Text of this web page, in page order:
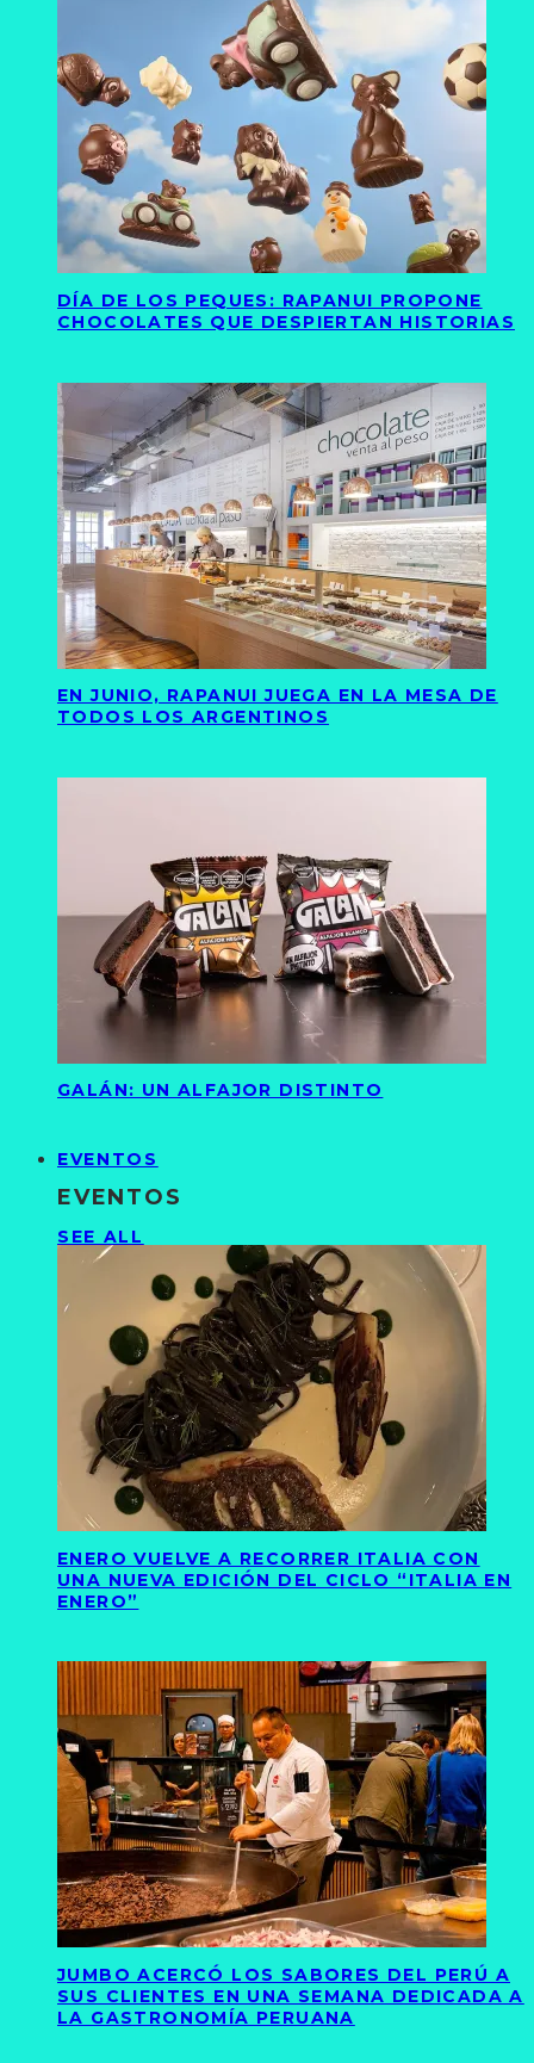
DÍA DE LOS PEQUES: RAPANUI PROPONE
CHOCOLATES QUE DESPIERTAN HISTORIAS
EN JUNIO, RAPANUI JUEGA EN LA MESA DE
TODOS LOS ARGENTINOS
GALÁN: UN ALFAJOR DISTINTO
EVENTOS
EVENTOS
SEE ALL
ENERO VUELVE A RECORRER ITALIA CON
UNA NUEVA EDICIÓN DEL CICLO “ITALIA EN
ENERO”
JUMBO ACERCÓ LOS SABORES DEL PERÚ A
SUS CLIENTES EN UNA SEMANA DEDICADA A
LA GASTRONOMÍA PERUANA